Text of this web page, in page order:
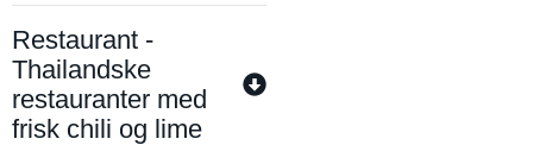
Restaurant -
Thailandske
restauranter med
frisk chili og lime